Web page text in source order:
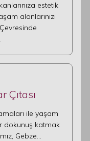
estetik
alanlarınızı
Çıtası
ile yaşam
dokunuş katmak
Gebze…